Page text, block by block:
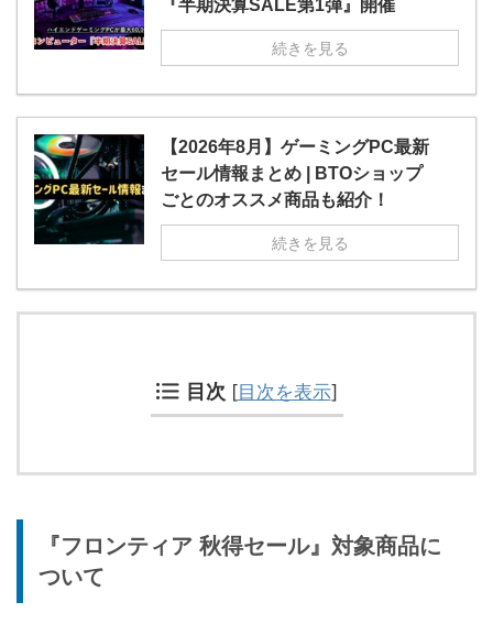
『半期決算SALE第1弾』開催
続きを見る
【2026年8月】ゲーミングPC最新
セール情報まとめ | BTOショップ
ごとのオススメ商品も紹介！
続きを見る
目次 [目次を表示]
『フロンティア 秋得セール』対象商品に
ついて